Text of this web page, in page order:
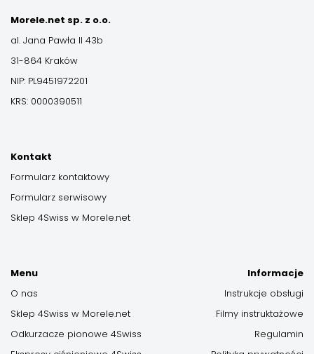
Morele.net sp. z o.o.
al. Jana Pawła II 43b
31-864 Kraków
NIP: PL9451972201
KRS: 0000390511
Kontakt
Formularz kontaktowy
Formularz serwisowy
Sklep 4Swiss w Morele.net
Menu
O nas
Sklep 4Swiss w Morele.net
Odkurzacze pionowe 4Swiss
Informacje
Instrukcje obsługi
Filmy instruktażowe
Regulamin